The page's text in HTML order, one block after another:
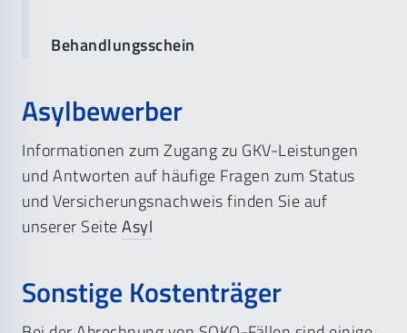
Behandlungsschein
Asylbewerber
Informationen zum Zugang zu GKV-Leistungen
und Antworten auf häufige Fragen zum Status
und Versicherungsnachweis finden Sie auf
unserer SeiteAsyl
Sonstige Kostenträger